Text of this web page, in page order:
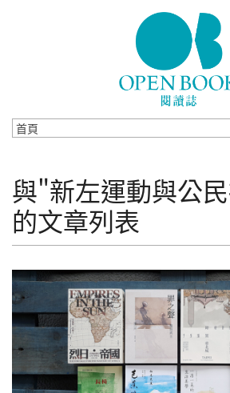
與"新左運動與公
的文章列表